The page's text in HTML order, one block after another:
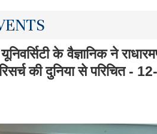
के वैज्ञानिक ने राधारमण
रिसर्च की दुनिया से